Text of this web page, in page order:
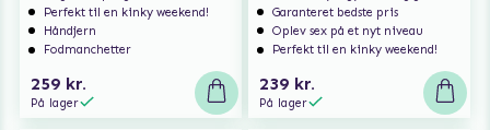
Perfekt til en kinky weekend!
Håndjern
Fodmanchetter
259 kr.
På lager
Garanteret bedste pris
Oplev sex på et nyt niveau
Perfekt til en kinky weekend!
239 kr.
På lager